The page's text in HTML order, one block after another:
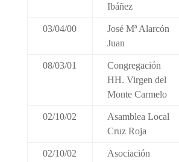
Ibáñez
03/04/00
José Mª Alarcón
Juan
08/03/01
Congregación
HH. Virgen del
Monte Carmelo
02/10/02
Asamblea Local
Cruz Roja
02/10/02
Asociación